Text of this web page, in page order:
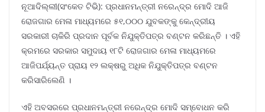
ନୂଆଦିଲ୍ଲୀ(ସଂକେତ ଟିଭି): ପ୍ରଧାନମନ୍ତ୍ରୀ ନରେନ୍ଦ୍ର ମୋଦି ଆଜି
ରୋଜଗାର ମେଳା ମାଧ୍ୟମରେ ୫୧,୦୦୦ ଯୁବକଙ୍କୁ କେନ୍ଦ୍ରୀୟ
ସରକାରୀ ଚାକିରି ପ୍ରଦାନ ପୂର୍ବକ ନିଯୁକ୍ତିପତ୍ର ବଣ୍ଟନ କରିଛନ୍ତି । ଏହି
କ୍ରମରେ ସରକାର ସମୁଦାୟ ୧୮ଟି ରୋଜଗାର ମେଳା ମାଧ୍ୟମରେ
ଆଜିପର୍ଯ୍ୟନ୍ତ ପ୍ରାୟ ୧୨ ଲକ୍ଷରୁ ଅଧିକ ନିଯୁକ୍ତିପତ୍ର ବଣ୍ଟନ
କରିସାରିଲେଣି ।
ଏହି ଅବସରରେ ପ୍ରଧାନମନ୍ତ୍ରୀ ନରେନ୍ଦ୍ର ମୋଦି ସମ୍ବୋଧନ କରି